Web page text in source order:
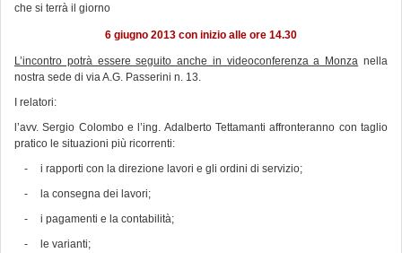
che si terrà il giorno
6 giugno 2013 con inizio alle ore 14.30
L’incontro potrà essere seguito anche in videoconferenza a Monza nella
nostra sede di via A.G. Passerini n. 13.
I relatori:
l’avv. Sergio Colombo e l’ing. Adalberto Tettamanti affronteranno con taglio
pratico le situazioni più ricorrenti:
-
i rapporti con la direzione lavori e gli ordini di servizio;
-
la consegna dei lavori;
-
i pagamenti e la contabilità;
-
le varianti;